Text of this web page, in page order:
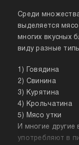
Среди
выделяется
многих вкусных
виду разные
1) Говядина
2) Свинина
3) Курятина
4) Крольчатина
5) Мясо утки
И многие
употребляют в